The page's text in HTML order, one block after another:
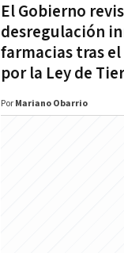
El Gobierno
desregulación
farmacias tras
por la Ley de
Por Mariano Obarrio